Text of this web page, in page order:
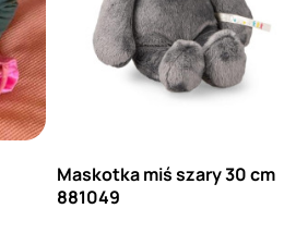
Maskotka miś szary 30 cm
881049